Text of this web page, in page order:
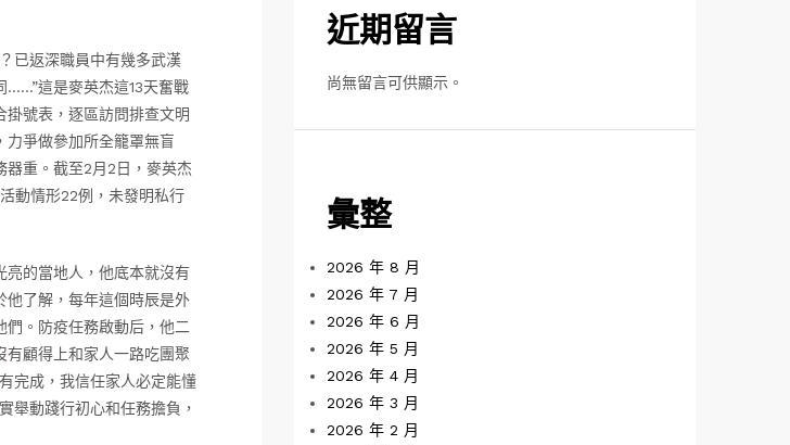
已返深職員中有幾多武漢
……”這是麥英杰這13天奮戰
掛號表，逐區訪問排查文明
力爭做參加所全籠罩無盲
器重。截至2月2日，麥英杰
動情形22例，未發明私行
的當地人，他底本就沒有
他了解，每年這個時辰是外
。防疫任務啟動后，他二
有顧得上和家人一路吃團聚
完成，我信任家人必定能懂
舉動踐行初心和任務擔負，
近期留言
尚無留言可供顯示。
彙整
2026 年 8 月
2026 年 7 月
2026 年 6 月
2026 年 5 月
2026 年 4 月
2026 年 3 月
2026 年 2 月